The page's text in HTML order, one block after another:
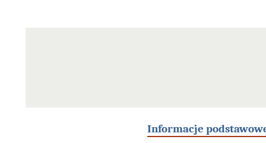
Informacje